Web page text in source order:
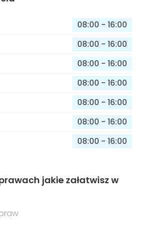
08:00 - 16:00
08:00 - 16:00
08:00 - 16:00
08:00 - 16:00
08:00 - 16:00
08:00 - 16:00
08:00 - 16:00
jakie załatwisz w